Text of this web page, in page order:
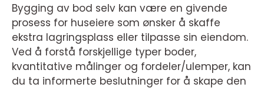
Bygging av bod selv kan være en givende
prosess for huseiere som ønsker å skaffe
ekstra lagringsplass eller tilpasse sin eiendom.
Ved å forstå forskjellige typer boder,
kvantitative målinger og fordeler/ulemper, kan
du ta informerte beslutninger for å skape den